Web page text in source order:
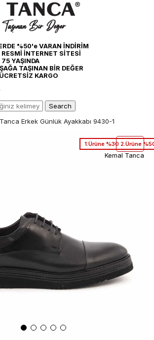
%50'e VARAN İNDİRİM
İNTERNET SİTESİ
YAŞINDA
TAŞINAN BİR DEĞER
KARGO
Erkek Günlük Ayakkabı 9430-1
1.Ürüne %30 2.Ürüne
Kemal Tanca